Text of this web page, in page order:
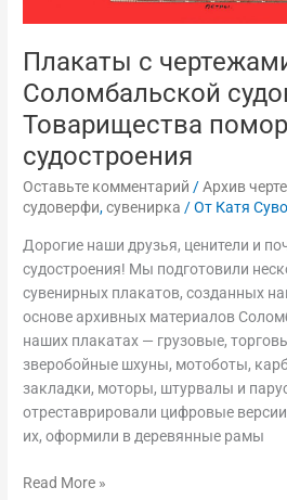
Плакаты с
Соломбальской
Товарищества
судостроения
Оставьте комментарий /Архив
судоверфи,сувенирка / От Катя
Дорогие наши друзья, ценители и
судостроения! Мы подготовили
сувенирных плакатов, созданных
основе архивных материалов
наших плакатах — грузовые,
зверобойные шхуны, мотоботы,
закладки, моторы, штурвалы и
отреставрировали цифровые
их, оформили в деревянные рамы
Read More »